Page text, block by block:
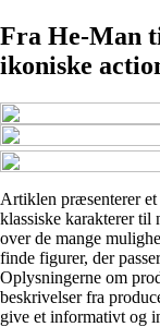
Fra He-Man
ikoniske
Artiklen præsenterer
klassiske karakterer til
over de mange
finde figurer, der
Oplysningerne om
beskrivelser fra
give et informativt og